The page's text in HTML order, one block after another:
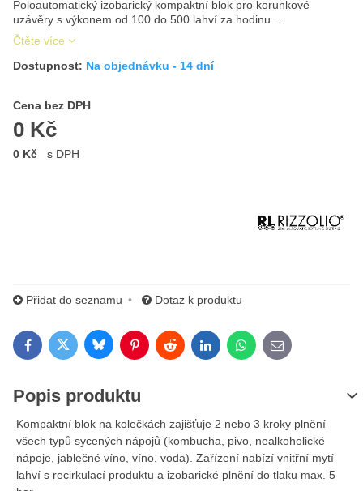
Poloautomatický izobarický kompaktní blok pro korunkové
uzávěry s výkonem od 100 do 500 lahví za hodinu …
Čtěte více
Dostupnost: Na objednávku - 14 dní
Cena bez DPH
0 Kč
Cena s DPH
0 Kč s DPH
Přidat do seznamu Dotaz k produktu
FacebookTwitterBlueskyPinterestRedditLinkedInWhatsApp
E-mail
Popis produktu
Kompaktní blok na kolečkách zajišťuje 2 nebo 3 kroky plnění
všech typů sycených nápojů (kombucha, pivo, nealkoholické
nápoje, jablečné víno, víno, voda). Zařízení nabízí vnitřní mytí
lahví s recirkulací produktu a izobarické plnění do tlaku max. 5